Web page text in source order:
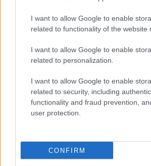
I want to allow Google to enable
related to functionality of the website
I want to allow Google to enable
related to personalization.
I want to allow Google to enable
related to security, including
functionality and fraud prevention,
user protection.
CONFIRM
Giovannimaria Cabras
Invia un Comunicato Stampa|